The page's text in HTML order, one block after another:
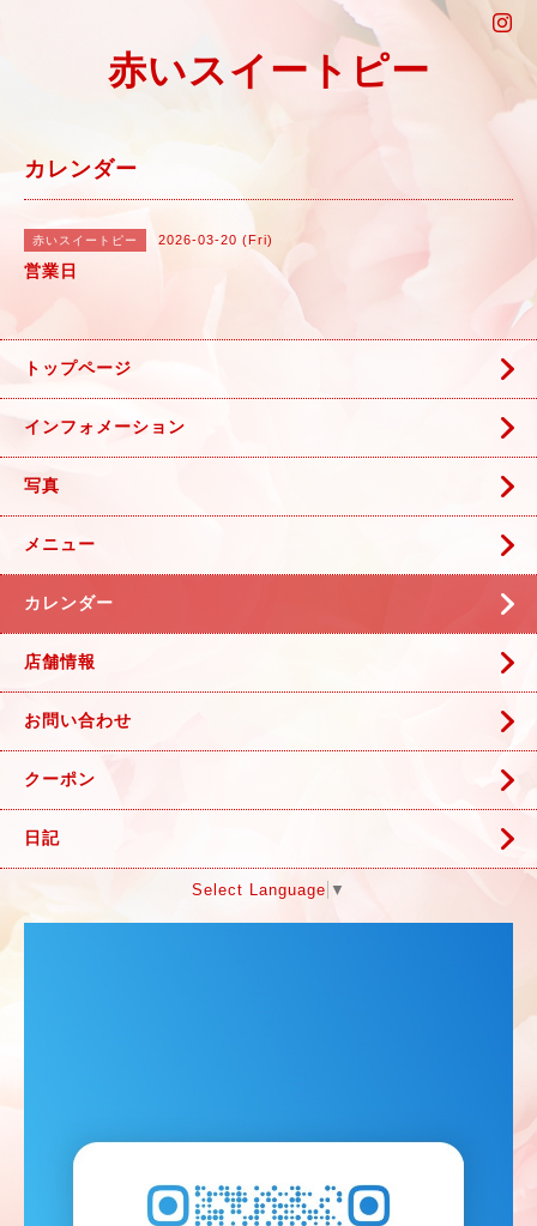
赤いスイートピー
カレンダー
赤いスイートピー 2026-03-20 (Fri)
営業日
トップページ
インフォメーション
写真
メニュー
カレンダー
店舗情報
お問い合わせ
クーポン
日記
Select Language ▼